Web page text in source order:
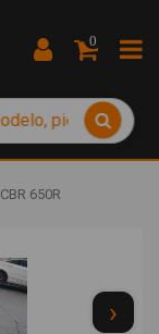
0
CBR 650R
›